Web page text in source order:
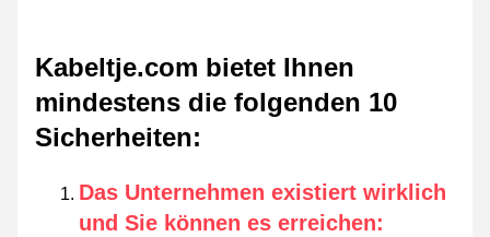
Kabeltje.com bietet Ihnen
mindestens die folgenden 10
Sicherheiten:
Das Unternehmen existiert wirklich
und Sie können es erreichen: